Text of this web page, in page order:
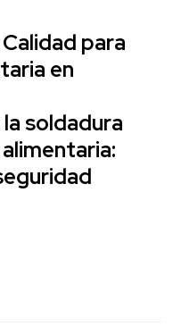
para
en
soldadura